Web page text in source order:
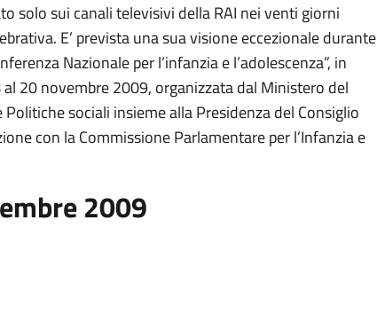
solo sui canali televisivi della RAI nei venti giorni
E’ prevista una sua visione eccezionale durante
Nazionale per l’infanzia e l’adolescenza”, in
20 novembre 2009, organizzata dal Ministero del
sociali insieme alla Presidenza del Consiglio
con la Commissione Parlamentare per l’Infanzia e
2009